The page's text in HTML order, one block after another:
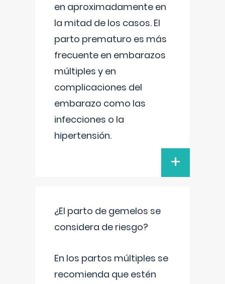
en aproximadamente en
la mitad de los casos. El
parto prematuro es más
frecuente en embarazos
múltiples y en
complicaciones del
embarazo como las
infecciones o la
hipertensión.
+
¿El parto de gemelos se
considera de riesgo?
En los partos múltiples se
recomienda que estén